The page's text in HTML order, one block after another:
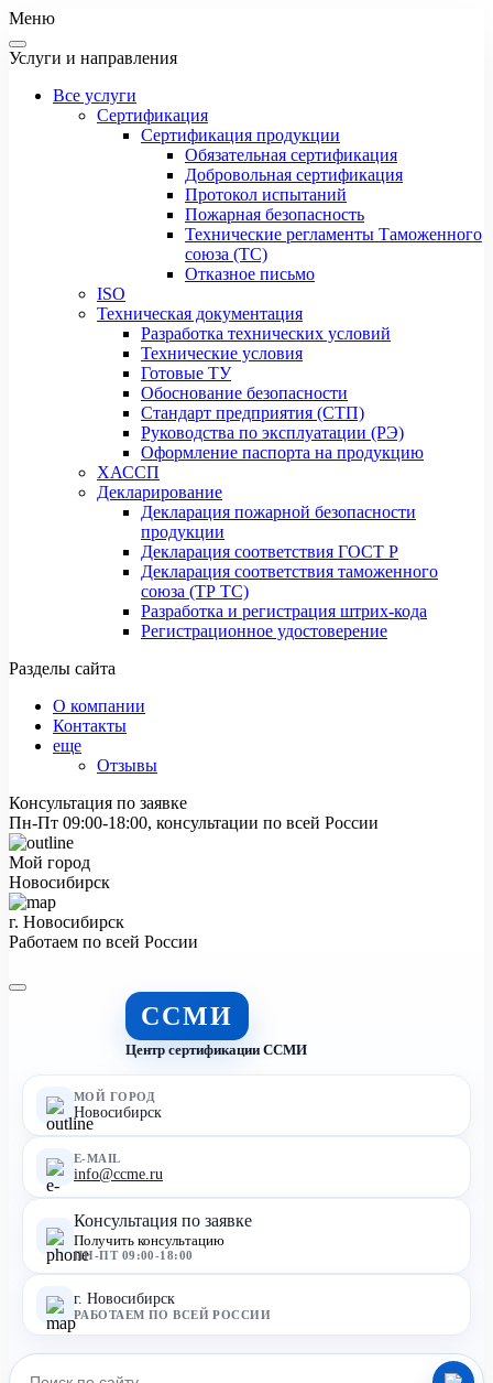
Меню
Услуги и направления
Все услуги
Сертификация
Сертификация продукции
Обязательная сертификация
Добровольная сертификация
Протокол испытаний
Пожарная безопасность
Технические регламенты Таможенного
союза (ТС)
Отказное письмо
ISO
Техническая документация
Разработка технических условий
Технические условия
Готовые ТУ
Обоснование безопасности
Стандарт предприятия (СТП)
Руководства по эксплуатации (РЭ)
Оформление паспорта на продукцию
ХАССП
Декларирование
Декларация пожарной безопасности
продукции
Декларация соответствия ГОСТ Р
Декларация соответствия таможенного
союза (ТР ТС)
Разработка и регистрация штрих-кода
Регистрационное удостоверение
Разделы сайта
О компании
Контакты
еще
Отзывы
Консультация по заявке
Пн-Пт 09:00-18:00, консультации по всей России
Мой город
Новосибирск
г. Новосибирск
Работаем по всей России
ССМИ
Центр сертификации ССМИ
МОЙ ГОРОД
Новосибирск
E-MAIL
info@ccme.ru
Консультация по заявке
Получить консультацию
ПН-ПТ 09:00-18:00
г. Новосибирск
РАБОТАЕМ ПО ВСЕЙ РОССИИ